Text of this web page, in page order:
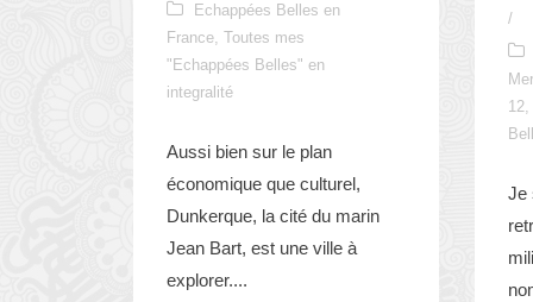
Echappées Belles en
France, Toutes mes
"Echappées Belles" en
integralité
Aussi bien sur le plan
économique que culturel,
Dunkerque, la cité du marin
Jean Bart, est une ville à
explorer....
/
Mer
12,
Je